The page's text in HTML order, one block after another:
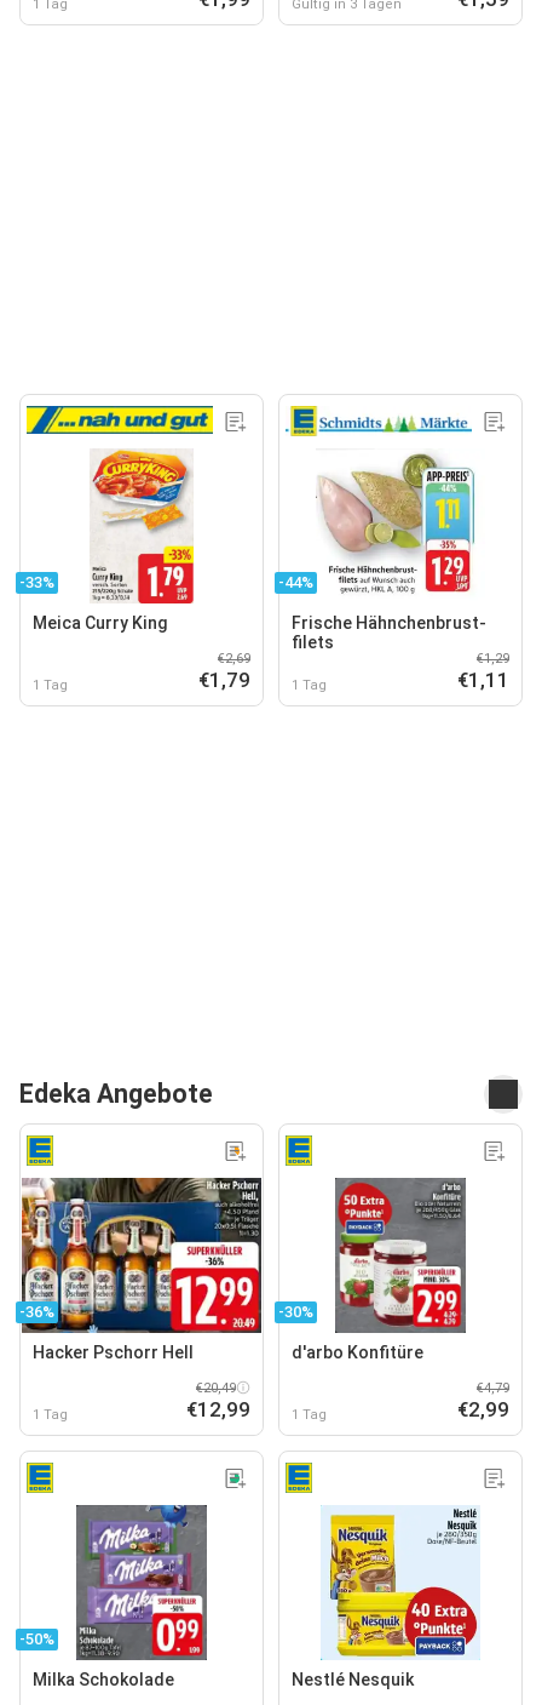
1 Tag Gültig in 3 Tagen
-33%
Meica Curry King
1 Tag
€2,69
€1,79
-44%
Frische Hähnchenbrust-
filets
1 Tag
€1,29
€1,11
Edeka Angebote
-36%
Hacker Pschorr Hell
1 Tag
€20,49
€12,99
-30%
d'arbo Konfitüre
1 Tag
€4,79
€2,99
-50%
Milka Schokolade Nestlé Nesquik